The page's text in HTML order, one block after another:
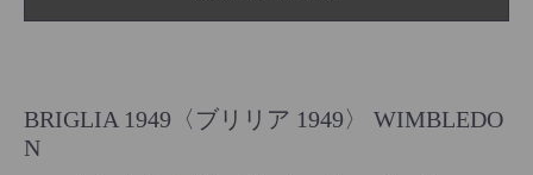
BRIGLIA 1949〈ブリリア 1949〉 WIMBLEDO
N